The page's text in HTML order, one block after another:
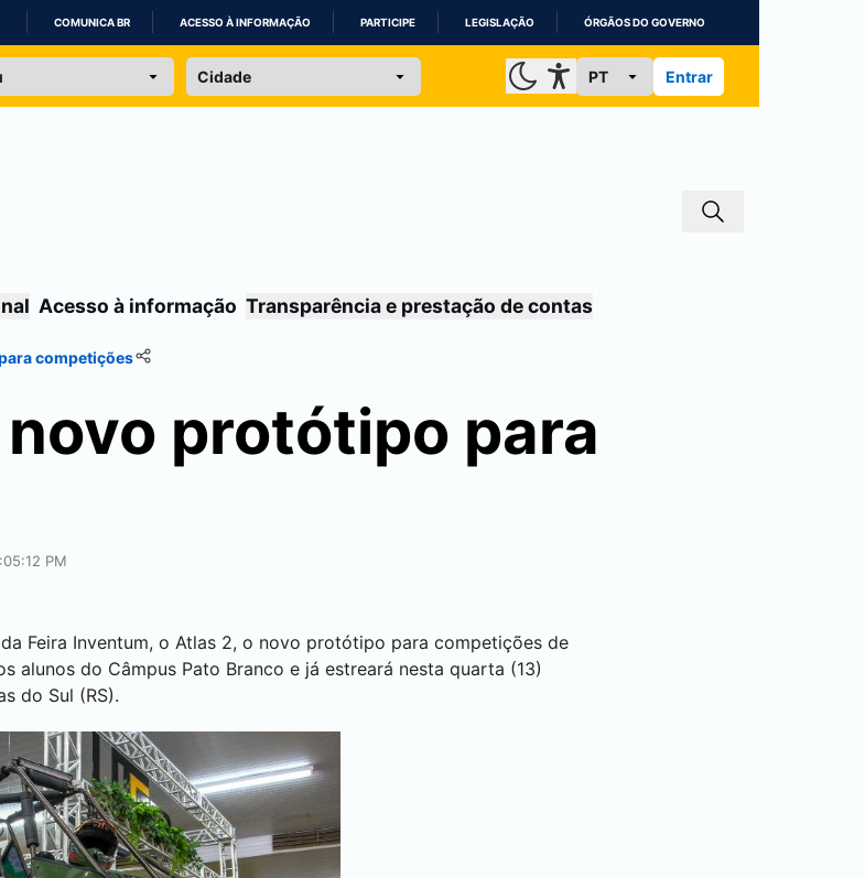
IR
COMUNICA BR ACESSO À INFORMAÇÃO PARTICIPE LEGISLAÇÃO ÓRGÃOS DO GOVERNO
Entrar
Acesso à informação Transparência e prestação de contas
competições
protótipo para
PM
Feira Inventum, o Atlas 2, o novo protótipo para competições de
alunos do Câmpus Pato Branco e já estreará nesta quarta (13)
do Sul (RS).